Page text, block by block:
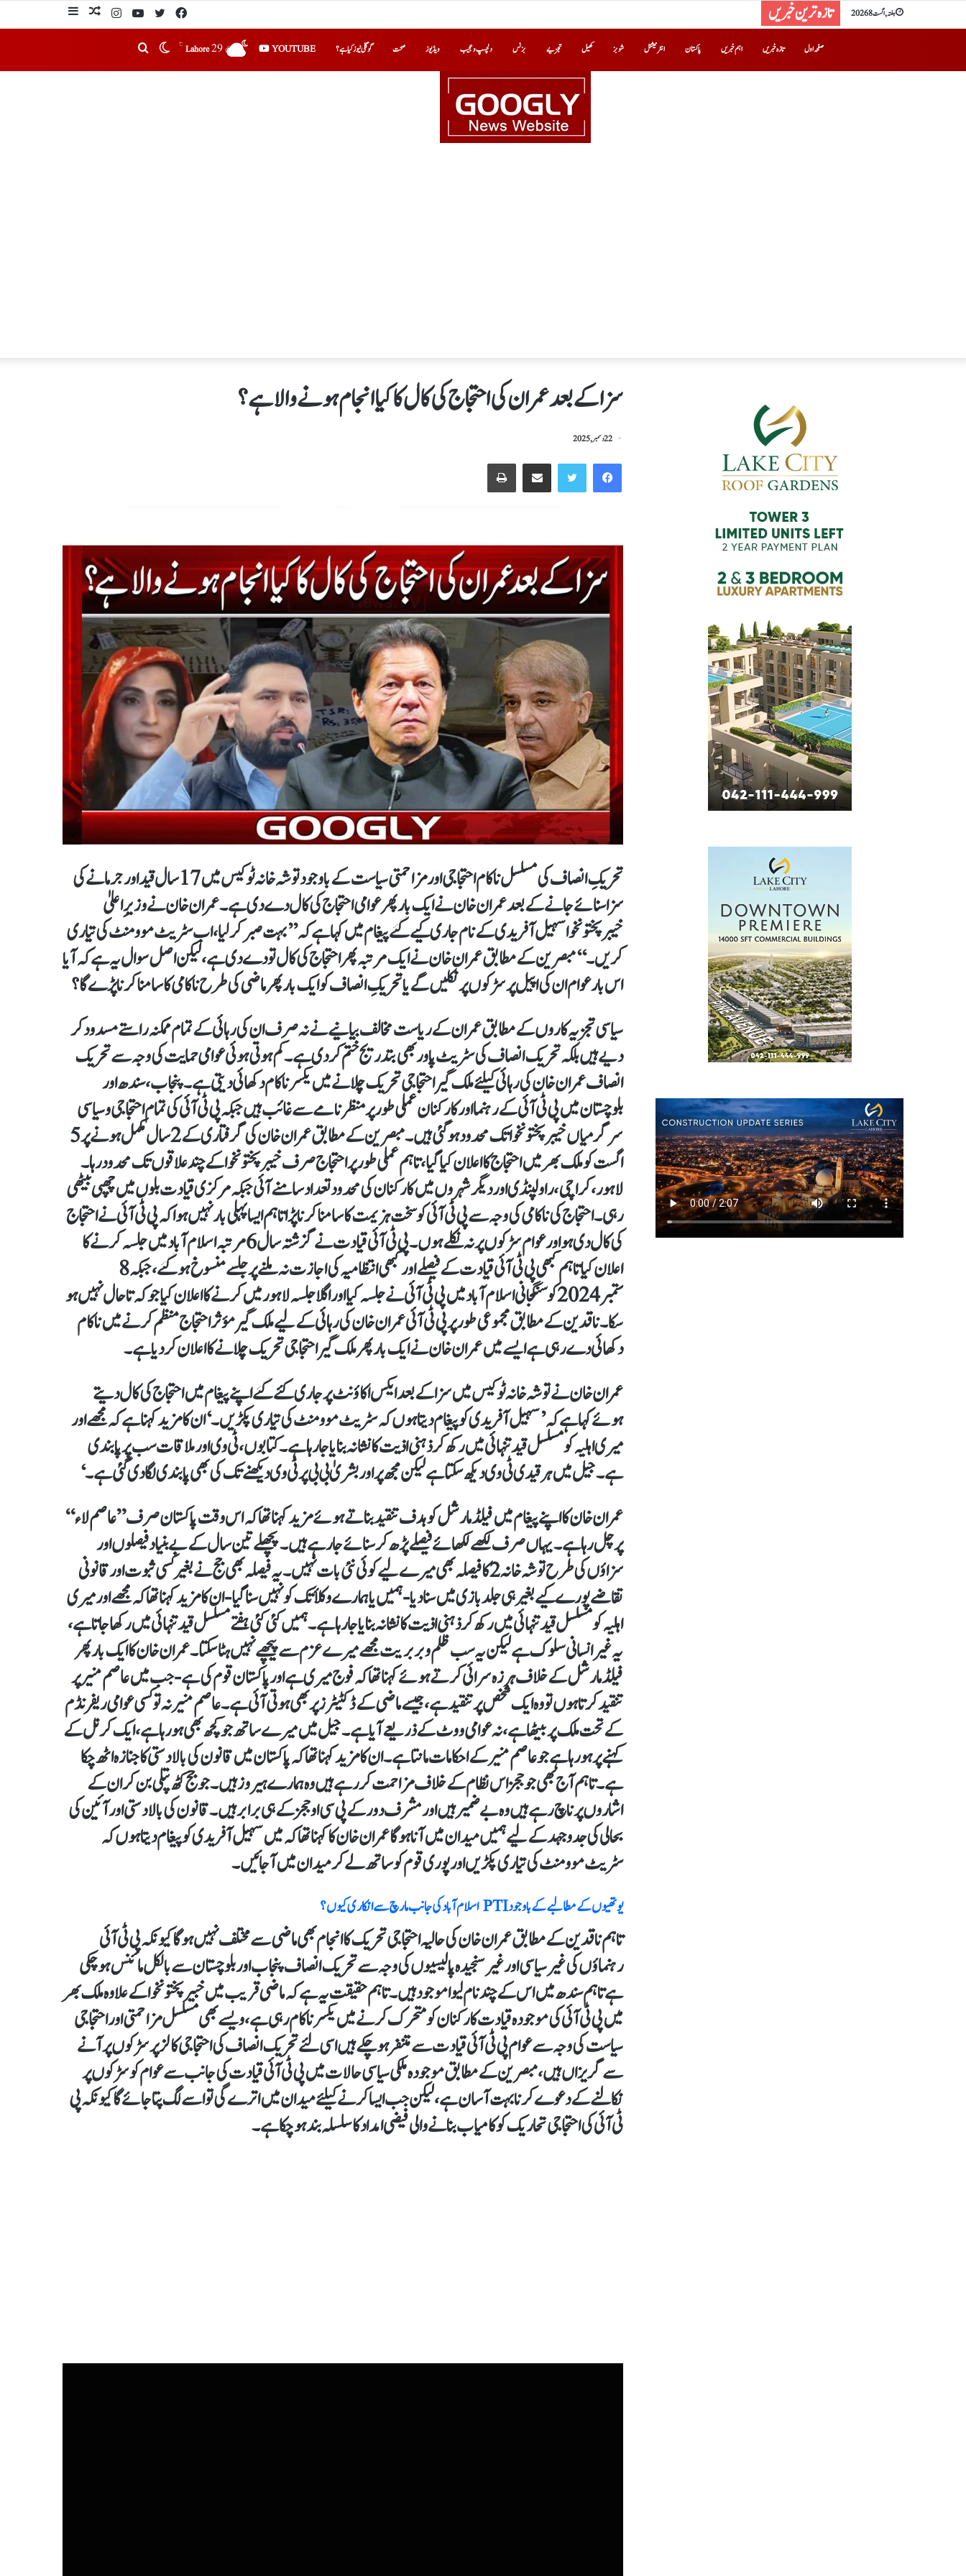
ہفتہ, اگست 8 2026 تازہ ترین خبریں
صفحہ اول تازہ خبریں اہم خبریں پاکستان انٹرنیشنل شوبز کھیل تجزیے بزنس دلچسپ و عجیب ویڈیوز صحت گوگلی نیوز کیا ہے؟ YOUTUBE
Lahore29
℃
سزاکےبعدعمران کی احتجاج کی کال کاکیاانجام ہونے والاہے؟
22 دسمبر, 2025
تحریکِ انصاف کی مسلسل ناکام احتجاجی اور مزاحمتی سیاست کے باوجود توشہ خانہ ٹو کیس میں 17 سال قید اور جرمانے کی
سزا سنائے جانے کے بعد عمران خان نے ایک بار پھر عوامی احتجاج کی کال دے دی ہے۔ عمران خان نے وزیرِاعلیٰ
خیبرپختونخوا سہیل آفریدی کے نام جاری کیے گئے پیغام میں کہا ہے کہ ’’بہت صبر کر لیا، اب سٹریٹ موومنٹ کی تیاری
کریں۔‘‘ مبصرین کے مطابق عمران خان نے ایک مرتبہ پھر احتجاج کی کال تو دے دی ہے، لیکن اصل سوال یہ ہے کہ آیا
اس بار عوام ان کی اپیل پر سڑکوں پر نکلیں گے یا تحریکِ انصاف کو ایک بار پھر ماضی کی طرح ناکامی کا سامنا کرنا پڑے گا؟
سیاسی تجزیہ کاروں کے مطابق عمران کے ریاست مخالف بیانیے نے نہ صرف ان کی رہائی کے تمام ممکنہ راستے مسدود کر
دیے ہیں بلکہ تحریک انصاف کی سٹریٹ پاور بھی بتدریج ختم کر دی ہے۔ کم ہوتی ہوئی عوامی حمایت کی وجہ سے تحریک
انصاف عمران خان کی رہائی کیلئے ملک گیر احتجاجی تحریک چلانے میں یکسر ناکام دکھائی دیتی ہے۔پنجاب، سندھ اور
بلوچستان میں پی ٹی آئی کے رہنما اور کارکنان عملی طور پر منظرنامے سے غائب ہیں جبکہ پی ٹی آئی کی تمام احتجاجی و سیاسی
سرگرمیاں خیبرپختونخوا تک محدود ہو گئی ہیں۔ مبصرین کے مطابق عمران خان کی گرفتاری کے 2 سال مکمل ہونے پر 5
اگست کو ملک بھر میں احتجاج کا اعلان کیا گیا، تاہم عملی طور پر احتجاج صرف خیبر پختونخوا کے چند علاقوں تک محدود رہا۔
لاہور، کراچی، راولپنڈی اور دیگر شہروں میں کارکنان کی محدود تعداد سامنے آئی جبکہ مرکزی قیادت بلوں میں چھپی بیٹھی
رہی۔ احتجاج کی ناکامی کی وجہ سے پی ٹی آئی کو سخت ہزیمت کا سامنا کرنا پڑا تاہم ایسا پہلی بار نہیں ہوا کہ پی ٹی آئی نے احتجاج
کی کال دی ہو اور عوام سڑکوں پر نہ نکلے ہوں۔ پی ٹی آئی قیادت نے گزشتہ سال 6 مرتبہ اسلام آباد میں جلسہ کرنے کا
اعلان کیا تاہم کبھی پی ٹی آئی قیادت کے فیصلے اور کبھی انتظامیہ کی اجازت نہ ملنے پر جلسے منسوخ ہو گئے، جبکہ 8
ستمبر 2024 کو سنگجانی اسلام آباد میں پی ٹی آئی نے جلسہ کیا اور اگلا جلسہ لاہور میں کرنے کا اعلان کیا جو کہ تاحال نہیں ہو
سکا۔ ناقدین کے مطابق مجموعی طور پر پی ٹی آئی عمران خان کی رہائی کے لیے ملک گیر مؤثر احتجاج منظم کرنے میں ناکام
دکھائی دے رہی ہے ایسے میں عمران خان نے ایک بار پھر ملک گیر احتجاجی تحریک چلانے کا اعلان کر دیا ہے۔
عمران خان نے توشہ خانہ ٹو کیس میں سزا کے بعد ایکس اکاؤنٹ پر جاری کئے گئے اپنے پیغام میں احتجاج کی کال دیتے
ہوئے کہا ہے کہ ’سہیل آفریدی کو پیغام دیتا ہوں کہ سٹریٹ موومنٹ کی تیاری پکڑیں۔‘ ان کا مزید کہنا ہے کہ مجھے اور
میری اہلیہ کو مسلسل قید تنہائی میں رکھ کر ذہنی اذیت کا نشانہ بنایا جا رہا ہے۔ کتابوں، ٹی وی اور ملاقات سب پر پابندی
ہے۔ جیل میں ہر قیدی ٹی وی دیکھ سکتا ہے لیکن مجھ پر اور بشریٰ بی بی پر ٹی وی دیکھنے تک کی بھی پابندی لگا دی گئی ہے۔‘
عمران خان کا اپنے پیغام میں فیلڈ مارشل کو ہدف تنقید بناتے ہوئے مزید کہنا تھا کہ اس وقت پاکستان صرف ”عاصم لاء“
پر چل رہا ہے۔ یہاں صرف لکھے لکھائے فیصلے پڑھ کر سنائے جا رہے ہیں۔ پچھلے تین سال کے بےبنیاد فیصلوں اور
سزاؤں کی طرح توشہ خانہ 2 کا فیصلہ بھی میرے لیے کوئی نئی بات نہیں۔ یہ فیصلہ بھی جج نے بغیر کسی ثبوت اور قانونی
تقاضے پورے کیے بغیر ہی جلدبازی میں سنا دیا- ہمیں یا ہمارے وکلأ تک کو نہیں سنا گیا- ان کا مزید کہنا تھا کہ مجھے اور میری
اہلیہ کو مسلسل قید تنہائی میں رکھ کر ذہنی اذیت کا نشانہ بنایا جا رہا ہے۔ ہمیں کئی کئی ہفتے مسلسل قید تنہائی میں رکھا جاتا ہے،
یہ غیر انسانی سلوک ہے لیکن یہ سب ظلم و بربریت مجھے میرے عزم سے پیچھے نہیں ہٹا سکتا۔ عمران خان کا ایک بار پھر
فیلڈ مارشل کے خلاف ہرزہ سرائی کرتے ہوئے کہنا تھا کہ فوج میری ہے اور پاکستان قوم کی ہے- جب میں عاصم منیر پر
تنقید کرتا ہوں تو وہ ایک شخص پر تنقید ہے، جیسے ماضی کے ڈکٹیٹرز پر بھی ہوتی آئی ہے۔ عاصم منیر نہ تو کسی عوامی ریفرنڈم
کے تحت ملک پر بیٹھا ہے، نہ عوامی ووٹ کے ذریعے آیا ہے۔ جیل میں میرے ساتھ جو کچھ بھی ہو رہا ہے، ایک کرنل کے
کہنے پر ہو رہا ہے جو عاصم منیر کے احکامات مانتا ہے۔ ان کا مزید کہنا تھا کہ پاکستان میں قانون کی بالادستی کا جنازہ اٹھ چکا
ہے۔ تاہم آج بھی جو ججز اس نظام کے خلاف مزاحمت کر رہے ہیں وہ ہمارے ہیروز ہیں۔ جو جج کٹھ پتلی بن کر ان کے
اشاروں پر ناچ رہے ہیں وہ بے ضمیر ہیں اور مشرف دور کے پی سی او ججز کے ہی برابر ہیں۔ قانون کی بالادستی اور آئین کی
بحالی کی جدوجہد کے لیے ہمیں میدان میں آنا ہو گا عمران خان کا کہنا تھا کہ میں سہیل آفریدی کو پیغام دیتا ہوں کہ
سٹریٹ موومنٹ کی تیاری پکڑیں اور پوری قوم کوساتھ لے کر میدان میں آ جائیں۔
یوتھیوں کے مطالبے کے باوجود PTI اسلام آباد کی جانب مارچ سے انکاری کیوں؟
تاہم ناقدین کے مطابق عمران خان کی حالیہ احتجاجی تحریک کا انجام بھی ماضی سے مختلف نہیں ہو گا کیونکہ پی ٹی آئی
رہنماؤں کی غیر سیاسی اور غیر سنجیدہ پالیسیوں کی وجہ سے تحریک انصاف پنجاب اور بلوچستان سے بالکل مائنس ہو چکی
ہے تاہم سندھ میں اس کے چند نام لیوا موجود ہیں۔ تاہم حقیقت یہ ہے کہ ماضی قریب میں خبیرپختونخوا کے علاوہ ملک بھر
میں پی ٹی آئی کی موجودہ قیادت کارکنان کو متحرک کرنے میں یکسر ناکام رہی ہے، ویسے بھی مسلسل مزاحمتی اور احتجاجی
سیاست کی وجہ سے عوام پی ٹی آئی قیادت سے متنفر ہو چکے ہیں اسی لئے تحریک انصاف کی احتجاجی کالز پر سڑکوں پر آنے
سے گریزاں ہیں، مبصرین کے مطابق موجودہ ملکی سیاسی حالات میں پی ٹی آئی قیادت کی جانب سے عوام کو سڑکوں پر
نکالنے کے دعوے کرنا بہت آسان ہے، لیکن جب ایسا کرنے کیلئے میدان میں اترے گی تو اسے لگ پتا جائے گا کیونکہ پی
ٹی آئی کی احتجاجی تحاریک کو کامیاب بنانے والی فیضی امداد کا سلسلہ بند ہو چکا ہے۔